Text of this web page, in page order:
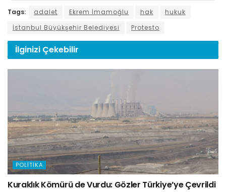
Tags: adalet Ekrem İmamoğlu hak
hukuk
İstanbul Büyükşehir Belediyesi
Protesto
İlginizi Çekebilir
POLITIKA
Kuraklık Kömürü de Vurdu: Gözler Türkiye’ye Çevrildi